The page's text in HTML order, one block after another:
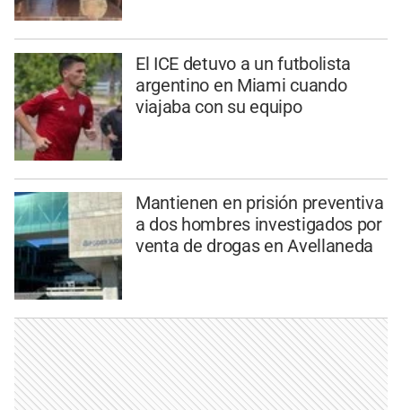
El ICE detuvo a un futbolista
argentino en Miami cuando
viajaba con su equipo
Mantienen en prisión preventiva
a dos hombres investigados por
venta de drogas en Avellaneda